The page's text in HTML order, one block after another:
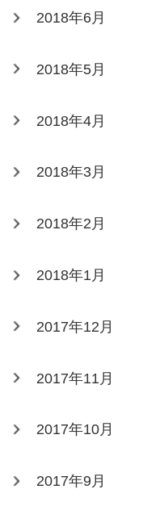
2018年6月
2018年5月
2018年4月
2018年3月
2018年2月
2018年1月
2017年12月
2017年11月
2017年10月
2017年9月